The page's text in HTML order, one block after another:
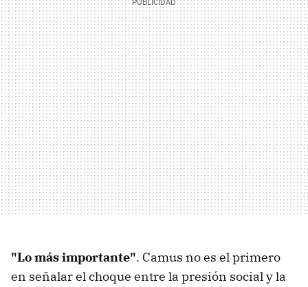
"Lo más importante". Camus no es el primero
en señalar el choque entre la presión social y la